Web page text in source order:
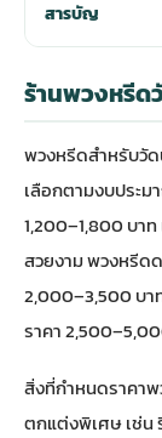
สารบัญ
ร้านพวงหรีด
พวงหรีดสำหรับวัด
เลือกตามงบประ
1,200–1,800 บา
สวยงาม พวงหรีด
2,000–3,500 บา
ราคา
สิ่งที่กำหนดราคา
ตกแต่งพิเศษ เช่น